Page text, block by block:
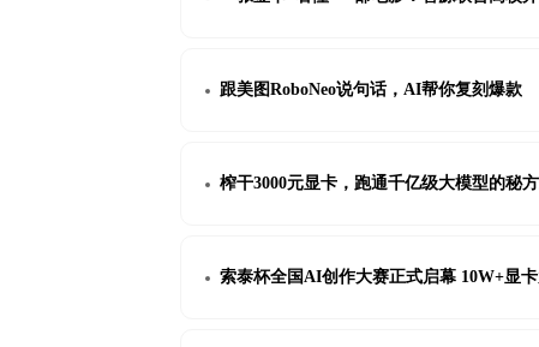
跟美图RoboNeo说句话，AI帮你复刻爆款
榨干3000元显卡，跑通千亿级大模型的秘
索泰杯全国AI创作大赛正式启幕 10W+显卡